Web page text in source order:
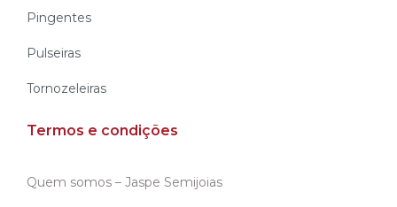
Pingentes
Pulseiras
Tornozeleiras
Termos e condições
Quem somos – Jaspe Semijoias